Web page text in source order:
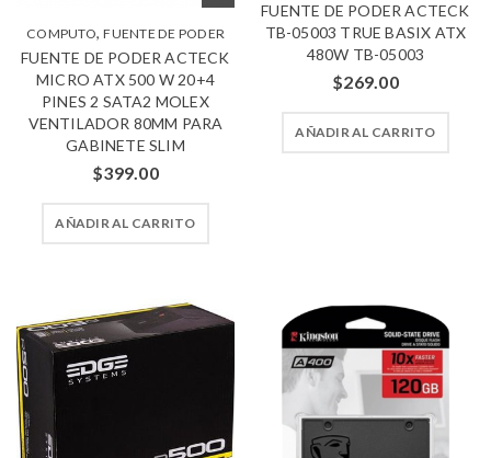
COMPUTO,FUENTE DE PODER
FUENTE DE PODER ACTECK
MICRO ATX 500 W 20+4
PINES 2 SATA2 MOLEX
VENTILADOR 80MM PARA
GABINETE SLIM
$399.00
AÑADIR AL CARRITO
FUENTE DE PODER ACTECK
TB-05003 TRUE BASIX ATX
480W TB-05003
$269.00
AÑADIR AL CARRITO